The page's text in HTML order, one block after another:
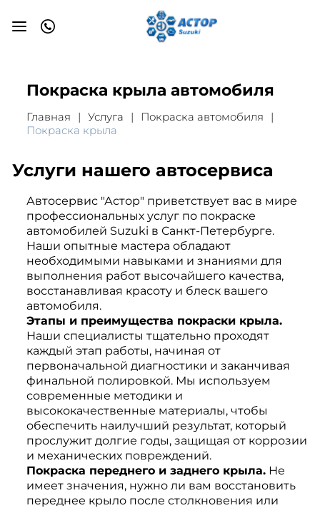
Покраска крыла автомобиля
Главная Услуга
Покраска автомобиля
Покраска крыла
Услуги нашего автосервиса
Автосервис "Астор" приветствует вас в мире
профессиональных услуг по покраске
автомобилей Suzuki в Санкт-Петербурге.
Наши опытные мастера обладают
необходимыми навыками и знаниями для
выполнения работ высочайшего качества,
восстанавливая красоту и блеск вашего
автомобиля.
Этапы и преимущества покраски крыла.
Наши специалисты тщательно проходят
каждый этап работы, начиная от
первоначальной диагностики и заканчивая
финальной полировкой. Мы используем
современные методики и
высококачественные материалы, чтобы
обеспечить наилучший результат, который
прослужит долгие годы, защищая от коррозии
и механических повреждений.
Покраска переднего и заднего крыла.Не
имеет значения, нужно ли вам восстановить
переднее крыло после столкновения или